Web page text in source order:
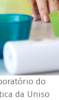
do
da Uniso